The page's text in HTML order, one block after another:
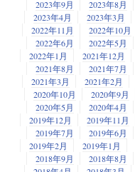
2023年9月
2023年8月
2023年4月
2023年3月
2022年11月
2022年10月
2022年6月
2022年5月
2022年1月
2021年12月
2021年8月
2021年7月
2021年3月
2021年2月
2020年10月
2020年9月
2020年5月
2020年4月
2019年12月
2019年11月
2019年7月
2019年6月
2019年2月
2019年1月
2018年9月
2018年8月